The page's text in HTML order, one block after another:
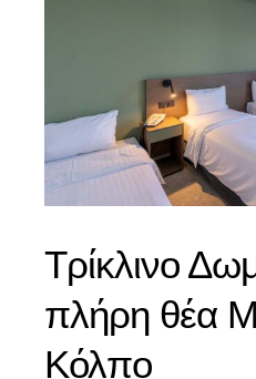
Τρίκλινο
πλήρη θέα
Κόλπο